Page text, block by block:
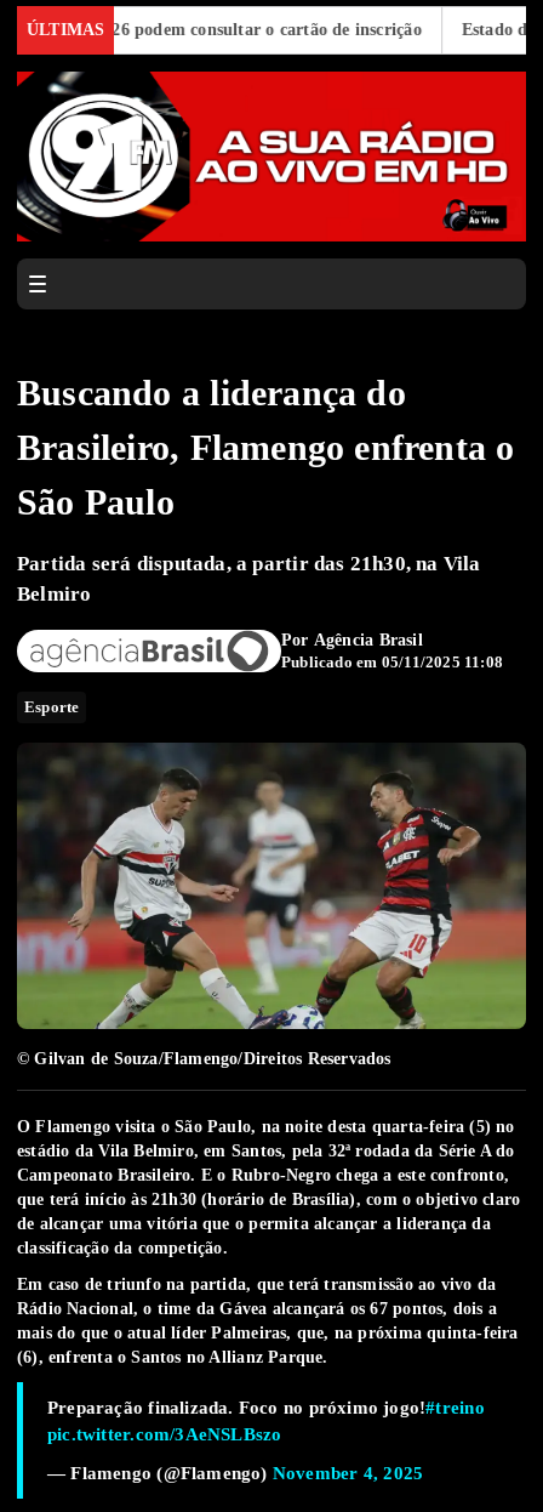
ÚLTIMAS
2026 podem consultar o cartão de inscrição Estado de São
Buscando a liderança do
Brasileiro, Flamengo enfrenta o
São Paulo
Partida será disputada, a partir das 21h30, na Vila
Belmiro
Por Agência Brasil
Publicado em 05/11/2025 11:08
Esporte
© Gilvan de Souza/Flamengo/Direitos Reservados
O Flamengo visita o São Paulo, na noite desta quarta-feira (5) no
estádio da Vila Belmiro, em Santos, pela 32ª rodada da Série A do
Campeonato Brasileiro. E o Rubro-Negro chega a este confronto,
que terá início às 21h30 (horário de Brasília), com o objetivo claro
de alcançar uma vitória que o permita alcançar a liderança da
classificação da competição.
Em caso de triunfo na partida, que terá transmissão ao vivo da
Rádio Nacional, o time da Gávea alcançará os 67 pontos, dois a
mais do que o atual líder Palmeiras, que, na próxima quinta-feira
(6), enfrenta o Santos no Allianz Parque.
Preparação finalizada. Foco no próximo jogo!#treino
pic.twitter.com/3AeNSLBszo
— Flamengo (@Flamengo) November 4, 2025